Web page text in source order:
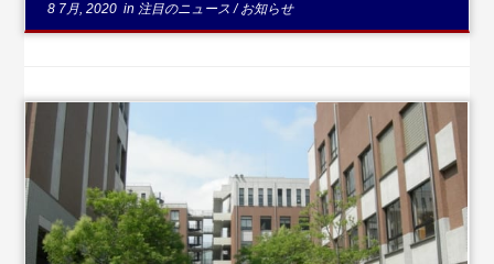
8 7月, 2020 in 注目のニュース/お知らせ
...続きを読む